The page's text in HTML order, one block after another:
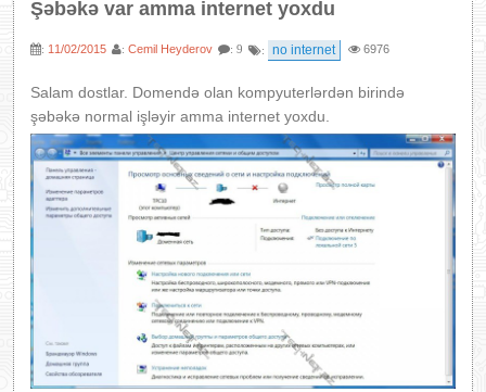
PROQRAMLAR
AVADANLIQLAR
IT LÜĞƏT
XƏBƏRLƏR
Şəbəkə var amma internet yoxdu
: 11/02/2015 : Cemil Heyderov : 9 : no internet 6976
Salam dostlar. Domendə olan kompyuterlərdən birində
şəbəkə normal işləyir amma internet yoxdu.